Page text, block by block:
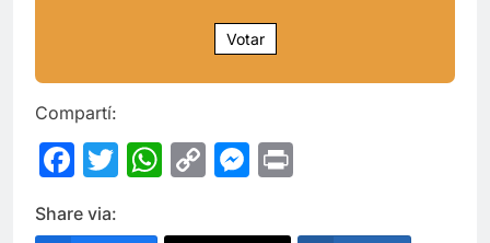
Votar
Compartí:
Facebook
Twitter
WhatsApp
CopyMessenger
Share via: